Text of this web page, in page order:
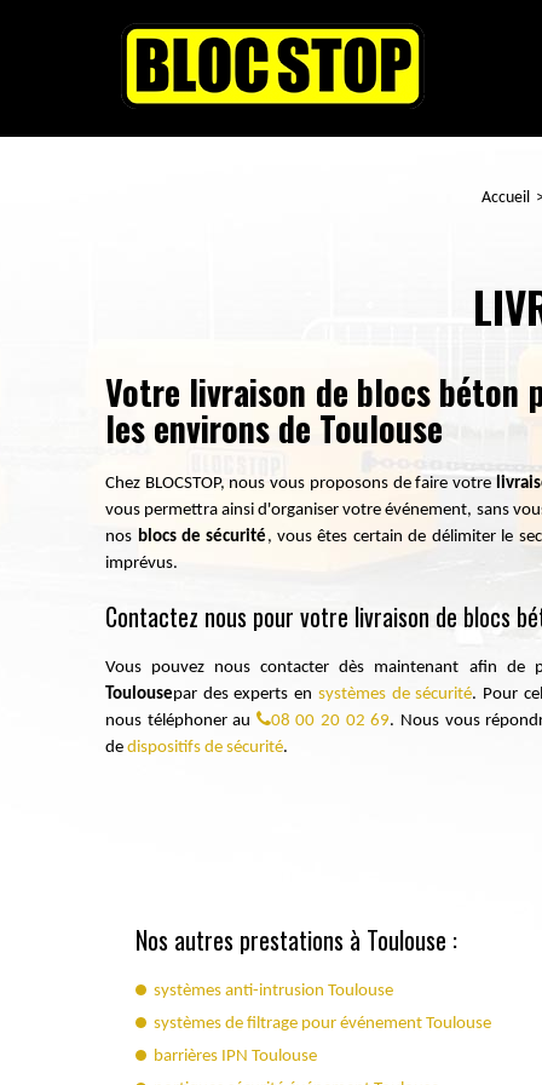
Accueil
Votre livraison de blocs béton
les environs de Toulouse
Chez BLOCSTOP, nous vous proposons de faire votre
vous permettra ainsi d'organiser votre événement, sans
nos blocs de sécurité , vous êtes certain de délimiter le
imprévus.
Contactez nous pour votre livraison de blocs
Vous pouvez nous contacter dès maintenant afin de
Toulousepar des experts en systèmes de sécurité. Pour
nous téléphoner au
08 00 20 02 69. Nous vous
de dispositifs de sécurité.
Nos autres prestations à Toulouse :
systèmes anti-intrusion Toulouse
systèmes de filtrage pour événement Toulouse
barrières IPN Toulouse